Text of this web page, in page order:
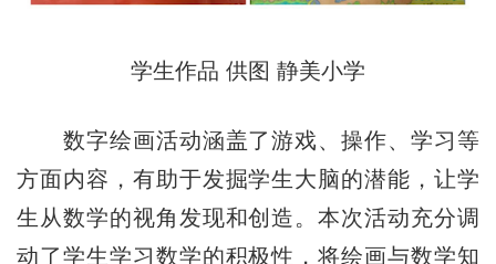
学生作品 供图 静美小学
数字绘画活动涵盖了游戏、操作、学习等
方面内容，有助于发掘学生大脑的潜能，让学
生从数学的视角发现和创造。本次活动充分调
动了学生学习数学的积极性，将绘画与数学知